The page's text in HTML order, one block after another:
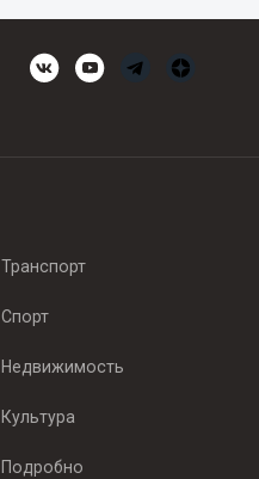
Транспорт
Спорт
Недвижимость
Культура
Подробно